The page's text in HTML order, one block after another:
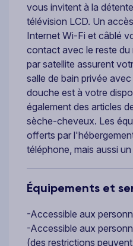
vous invitent à la
télévision LCD. Un
Internet Wi-Fi et câblé
contact avec le reste du
par satellite assurent
salle de bain privée
douche est à votre
également des articles
sèche-cheveux. Les
offerts par
téléphone, mais aussi
Équipements et
-Accessible aux
-Accessible aux
(des restrictions peuvent